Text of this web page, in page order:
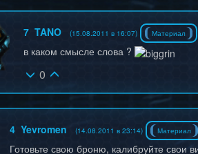
7 TANO (15.08.2011 в 16:07) Материал
в каком смысле слова ?
0
4 Yevromen (14.08.2011 в 23:14) Материал
Готовьте свою броню, калибруйте свои